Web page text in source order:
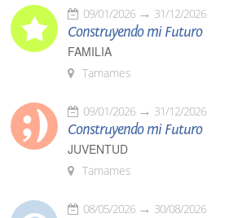
09/01/2026 31/12/2026
Construyendo mi Futuro
FAMILIA
Tamames
09/01/2026 31/12/2026
Construyendo mi Futuro
JUVENTUD
Tamames
08/05/2026 30/08/2026